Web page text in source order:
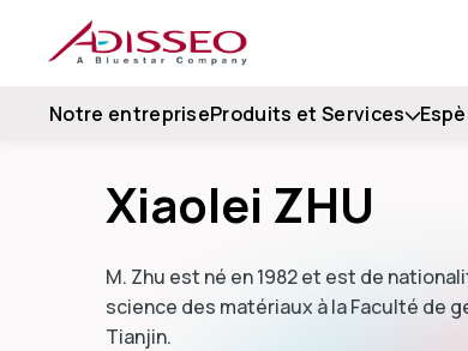
Notre entrepriseProduits et Services
Xiaolei ZHU
M. Zhu est né en 1982 et est de
science des matériaux à la Faculté de
Tianjin.